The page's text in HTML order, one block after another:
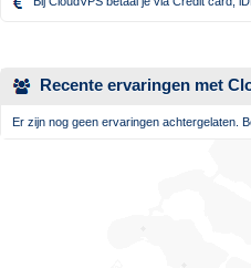
Recente ervaringen met
Er zijn nog geen ervaringen achtergelaten.